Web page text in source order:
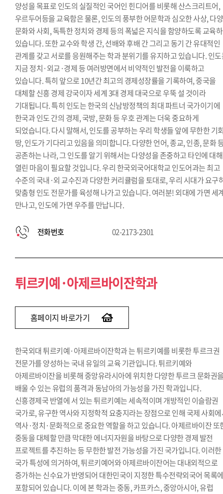
양성을 목표로 인도의 실질적인 국어인 힌디어를 비롯해 산스크리트어,
우르두어등을 교육함은 물론, 인도의 풍부한 어문학과 심오한 사상, 다
문화와 사회, 독특한 정치와 경제 등의 폭넓은 지식을 함양하도록 교육
있습니다. 또한 교수와 학생 간, 선배와 후배 간 그리고 동기 간 유대적인
관계를 갖고 서로를 응원해주는 학과 분위기를 유지하고 있습니다. 인
지금 정치·외교·경제 등 여러방면에서 비약적인 발전을 이룩하고
있습니다. 특히 앞으로 10년간 최고의 경제성장률을 기록하여, 중국을
대체할 신흥 경제 강국이자 세계 3대 경제 대국으로 우뚝 설 것이라
기대됩니다. 특히 인도는 한국의 신남방정책의 최대 파트너 국가이기에
한국과 인도 간의 경제, 국방, 문화 등 우호 관계는 더욱 중요하게
되었습니다. 다시 말해서, 인도를 공부하는 우리 학생들 앞에 무한한 기
땅, 인도가 기다리고 있음을 의미합니다. 다양한 언어, 종교, 인종, 문화
공존하는 나라, 그 인도를 알기 위해서는 다양성을 존중하고 타인에 대해
열린 마음이 필요할 것입니다. 우리 한국외국어대학교 인도어과는 최고
수준의 국내·외 교수진과 다양한 커리큘럼을 토대로, 우리 시대가 요구
맞춤형 인도 전문가를 육성해 나가고 있습니다. 여러분! 외대에 가면 세
만나고, 인도에 가면 우주를 만납니다.
전화번호 02-2173-2301
튀르키예·아제르바이잔학과
홈페이지 바로가기
한국외대 튀르키예·아제르바이잔학과 는 튀르키예를 비롯한 투르크권
전문가를 양성하는 국내 유일의 교육 기관입니다. 튀르키예와
아제르바이잔을 비롯해 중앙유라시아에 위치한 다양한 투르크 문화권
배울 수 있는 유럽의 품격과 동남아의 가능성을 가진 학과입니다.
신흥경제국 반열에 서 있는 튀르키예는 세속적이며 개방적인 이슬람권
국가로, 유구한 역사와 지정학적 요충지라는 장점으로 인해 국제 사회
역사·정치·문화적으로 중요한 역할을 하고 있습니다. 아제르바이잔 또
중동을 대체할 만큼 막대한 에너지자원을 바탕으로 다양한 경제 발전
프로젝트를 추진하는 등 무한한 발전 가능성을 가진 국가입니다. 이러한
국가 특성에 의거하여, 튀르키예어와 아제르바이잔어는 대내외적으로
증가하는 신수요가 반영되어 대한민국이 지정한 특수전략외국어 목록
포함되어 있습니다. 이에 본 학과는 중동, 카프카스, 중앙아시아, 유럽